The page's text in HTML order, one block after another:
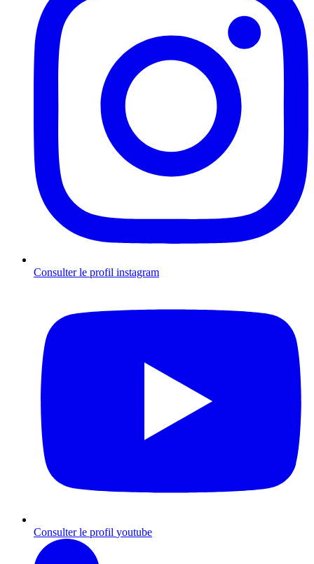
Consulter le profil instagram
Consulter le profil youtube